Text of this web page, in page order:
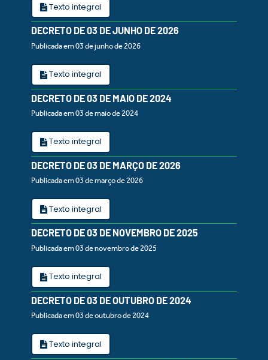
Texto integral
DECRETO DE 03 DE JUNHO DE 2026
Publicada em 03 de junho de 2026
Texto integral
DECRETO DE 03 DE MAIO DE 2024
Publicada em 03 de maio de 2024
Texto integral
DECRETO DE 03 DE MARÇO DE 2026
Publicada em 03 de março de 2026
Texto integral
DECRETO DE 03 DE NOVEMBRO DE 2025
Publicada em 03 de novembro de 2025
Texto integral
DECRETO DE 03 DE OUTUBRO DE 2024
Publicada em 03 de outubro de 2024
Texto integral